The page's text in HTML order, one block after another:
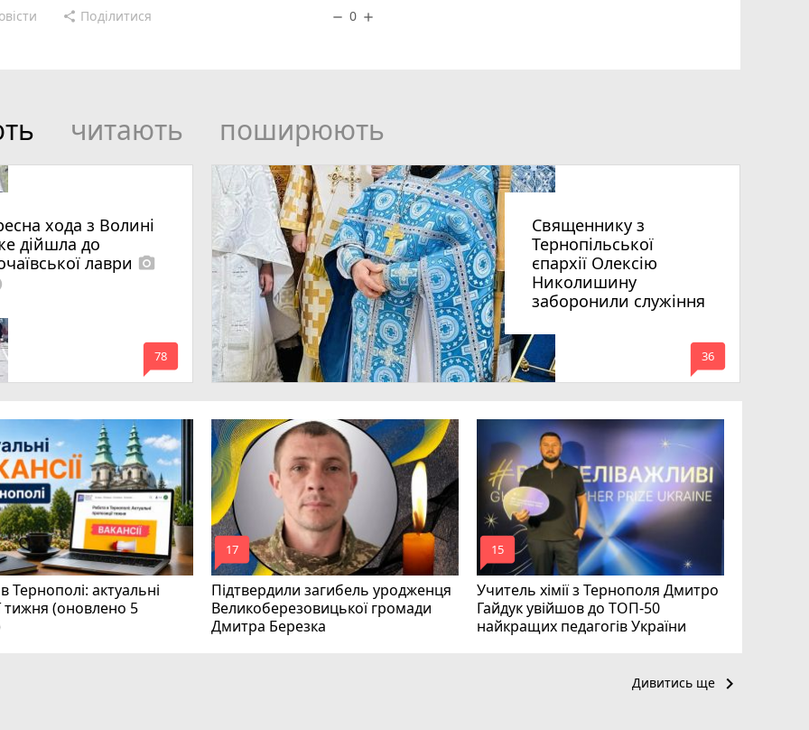
share Поділитися remove 0 add
читають поширюють
хода з Волині
дійшла до
лаври photo_camera
mode_comment
78
Священнику з
Тернопільської
єпархії Олексію
Николишину
заборонили служіння
mode_comment
36
Тернополі: актуальні
тижня (оновлено 5
Підтвердили загибель уродженця
Великоберезовицької громади
Дмитра Березка
mode_comment
17
Учитель хімії з Тернополя Дмитро
Гайдук увійшов до ТОП-50
найкращих педагогів України
mode_comment
15
Дивитись ще keyboard_arrow_right